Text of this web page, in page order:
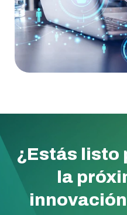
¿Estás listo
la